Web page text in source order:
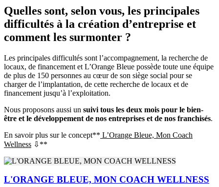
Quelles sont, selon vous, les principales
difficultés à la création d’entreprise et
comment les surmonter ?
Les principales difficultés sont l’accompagnement, la recherche de
locaux, de financement et L’Orange Bleue possède toute une équipe
de plus de 150 personnes au cœur de son siège social pour se
charger de l’implantation, de cette recherche de locaux et de
financement jusqu’à l’exploitation.
Nous proposons aussi un suivi tous les deux mois pour le bien-
être et le développement de nos entreprises et de nos franchisés.
En savoir plus sur le concept** L’Orange Bleue, Mon Coach
Wellness ⇩**
L'ORANGE BLEUE, MON COACH WELLNESS